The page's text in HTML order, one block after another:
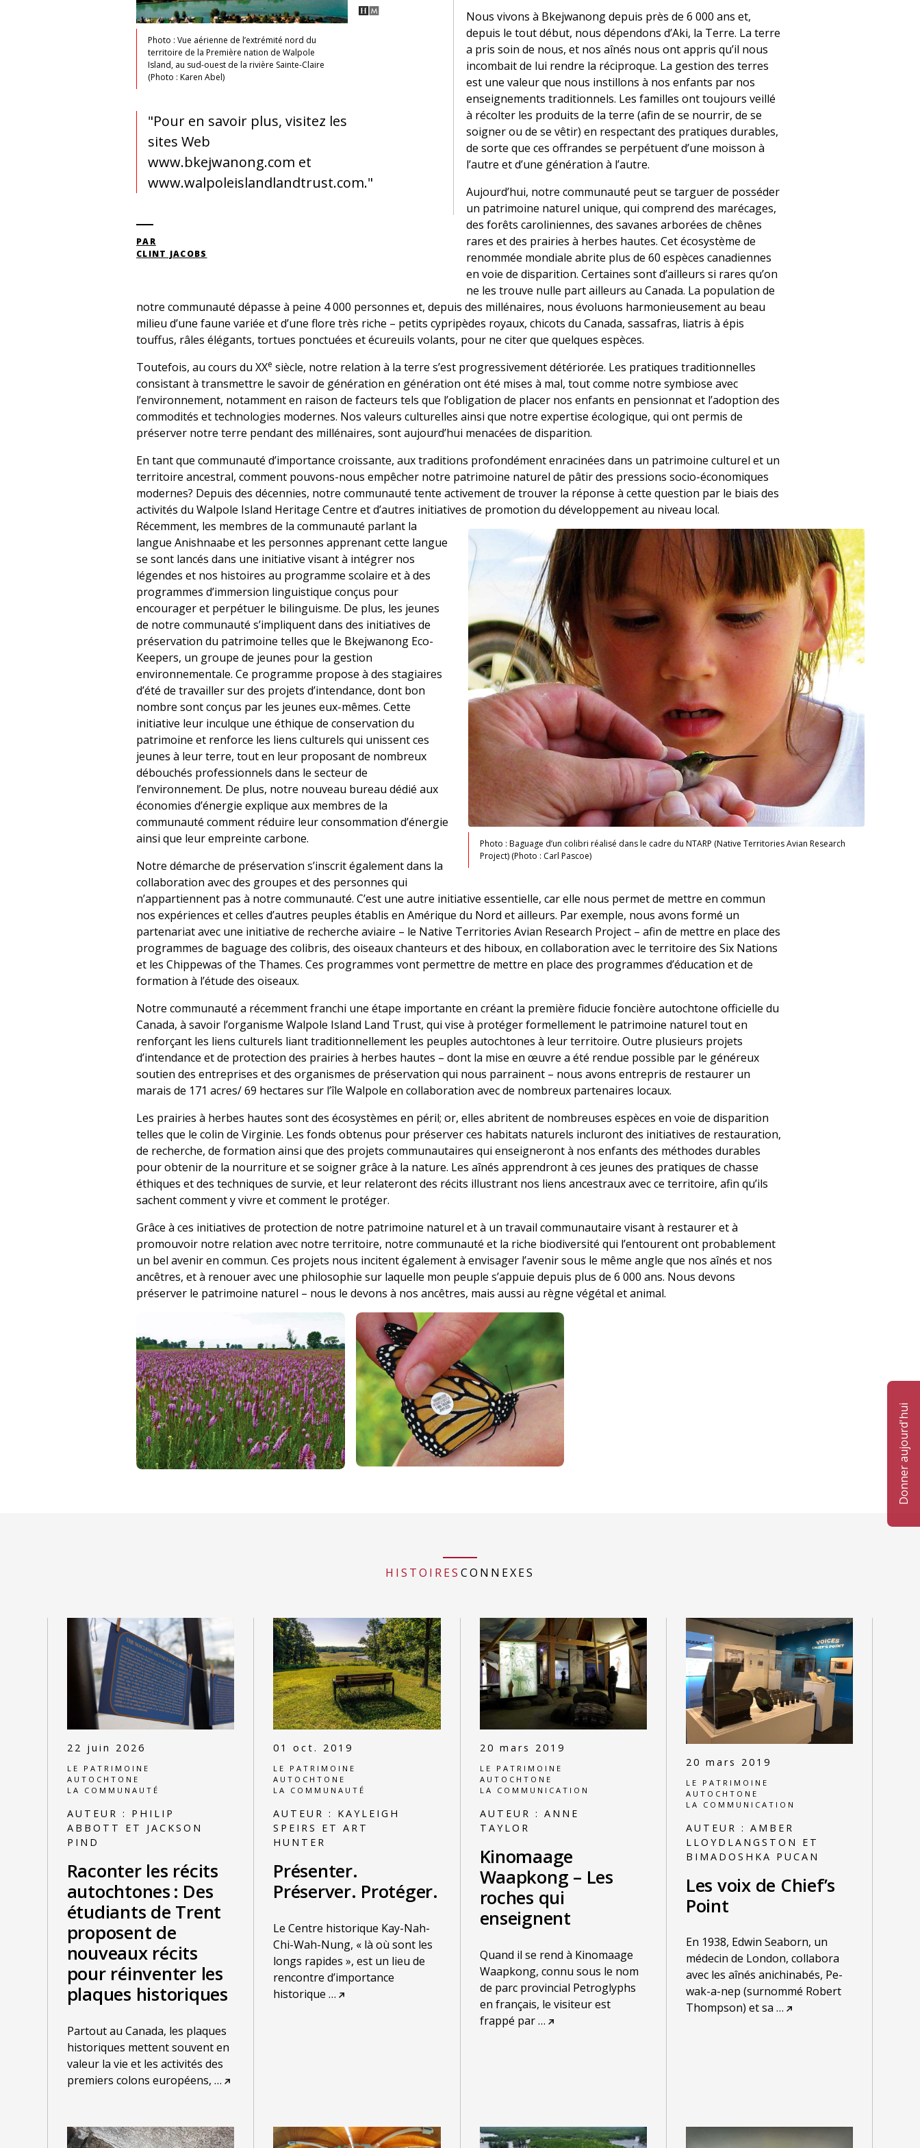
Donner aujourd'hui
Photo : Vue aérienne de l’extrémité nord du
territoire de la Première nation de Walpole
Island, au sud-ouest de la rivière Sainte-Claire
(Photo : Karen Abel)
"Pour en savoir plus, visitez les
sites Web
www.bkejwanong.com et
www.walpoleislandlandtrust.com."
PAR
CLINT JACOBS
Nous vivons à Bkejwanong depuis près de 6 000 ans et,
depuis le tout début, nous dépendons d’Aki, la Terre. La terre
a pris soin de nous, et nos aînés nous ont appris qu’il nous
incombait de lui rendre la réciproque. La gestion des terres
est une valeur que nous instillons à nos enfants par nos
enseignements traditionnels. Les familles ont toujours veillé
à récolter les produits de la terre (afin de se nourrir, de se
soigner ou de se vêtir) en respectant des pratiques durables,
de sorte que ces offrandes se perpétuent d’une moisson à
l’autre et d’une génération à l’autre.
Aujourd’hui, notre communauté peut se targuer de posséder
un patrimoine naturel unique, qui comprend des marécages,
des forêts caroliniennes, des savanes arborées de chênes
rares et des prairies à herbes hautes. Cet écosystème de
renommée mondiale abrite plus de 60 espèces canadiennes
en voie de disparition. Certaines sont d’ailleurs si rares qu’on
ne les trouve nulle part ailleurs au Canada. La population de
notre communauté dépasse à peine 4 000 personnes et, depuis des millénaires, nous évoluons harmonieusement au beau
milieu d’une faune variée et d’une flore très riche – petits cypripèdes royaux, chicots du Canada, sassafras, liatris à épis
touffus, râles élégants, tortues ponctuées et écureuils volants, pour ne citer que quelques espèces.
Toutefois, au cours du XXe siècle, notre relation à la terre s’est progressivement détériorée. Les pratiques traditionnelles
consistant à transmettre le savoir de génération en génération ont été mises à mal, tout comme notre symbiose avec
l’environnement, notamment en raison de facteurs tels que l’obligation de placer nos enfants en pensionnat et l’adoption des
commodités et technologies modernes. Nos valeurs culturelles ainsi que notre expertise écologique, qui ont permis de
préserver notre terre pendant des millénaires, sont aujourd’hui menacées de disparition.
En tant que communauté d’importance croissante, aux traditions profondément enracinées dans un patrimoine culturel et un
territoire ancestral, comment pouvons-nous empêcher notre patrimoine naturel de pâtir des pressions socio-économiques
modernes? Depuis des décennies, notre communauté tente activement de trouver la réponse à cette question par le biais des
activités du Walpole Island Heritage Centre et d’autres initiatives de promotion du développement au niveau local.
Photo : Baguage d’un colibri réalisé dans le cadre du NTARP (Native Territories Avian Research
Project) (Photo : Carl Pascoe)
Récemment, les membres de la communauté parlant la
langue Anishnaabe et les personnes apprenant cette langue
se sont lancés dans une initiative visant à intégrer nos
légendes et nos histoires au programme scolaire et à des
programmes d’immersion linguistique conçus pour
encourager et perpétuer le bilinguisme. De plus, les jeunes
de notre communauté s’impliquent dans des initiatives de
préservation du patrimoine telles que le Bkejwanong Eco-
Keepers, un groupe de jeunes pour la gestion
environnementale. Ce programme propose à des stagiaires
d’été de travailler sur des projets d’intendance, dont bon
nombre sont conçus par les jeunes eux-mêmes. Cette
initiative leur inculque une éthique de conservation du
patrimoine et renforce les liens culturels qui unissent ces
jeunes à leur terre, tout en leur proposant de nombreux
débouchés professionnels dans le secteur de
l’environnement. De plus, notre nouveau bureau dédié aux
économies d’énergie explique aux membres de la
communauté comment réduire leur consommation d’énergie
ainsi que leur empreinte carbone.
Notre démarche de préservation s’inscrit également dans la
collaboration avec des groupes et des personnes qui
n’appartiennent pas à notre communauté. C’est une autre initiative essentielle, car elle nous permet de mettre en commun
nos expériences et celles d’autres peuples établis en Amérique du Nord et ailleurs. Par exemple, nous avons formé un
partenariat avec une initiative de recherche aviaire – le Native Territories Avian Research Project – afin de mettre en place des
programmes de baguage des colibris, des oiseaux chanteurs et des hiboux, en collaboration avec le territoire des Six Nations
et les Chippewas of the Thames. Ces programmes vont permettre de mettre en place des programmes d’éducation et de
formation à l’étude des oiseaux.
Notre communauté a récemment franchi une étape importante en créant la première fiducie foncière autochtone officielle du
Canada, à savoir l’organisme Walpole Island Land Trust, qui vise à protéger formellement le patrimoine naturel tout en
renforçant les liens culturels liant traditionnellement les peuples autochtones à leur territoire. Outre plusieurs projets
d’intendance et de protection des prairies à herbes hautes – dont la mise en œuvre a été rendue possible par le généreux
soutien des entreprises et des organismes de préservation qui nous parrainent – nous avons entrepris de restaurer un
marais de 171 acres/ 69 hectares sur l’île Walpole en collaboration avec de nombreux partenaires locaux.
Les prairies à herbes hautes sont des écosystèmes en péril; or, elles abritent de nombreuses espèces en voie de disparition
telles que le colin de Virginie. Les fonds obtenus pour préserver ces habitats naturels incluront des initiatives de restauration,
de recherche, de formation ainsi que des projets communautaires qui enseigneront à nos enfants des méthodes durables
pour obtenir de la nourriture et se soigner grâce à la nature. Les aînés apprendront à ces jeunes des pratiques de chasse
éthiques et des techniques de survie, et leur relateront des récits illustrant nos liens ancestraux avec ce territoire, afin qu’ils
sachent comment y vivre et comment le protéger.
Grâce à ces initiatives de protection de notre patrimoine naturel et à un travail communautaire visant à restaurer et à
promouvoir notre relation avec notre territoire, notre communauté et la riche biodiversité qui l’entourent ont probablement
un bel avenir en commun. Ces projets nous incitent également à envisager l’avenir sous le même angle que nos aînés et nos
ancêtres, et à renouer avec une philosophie sur laquelle mon peuple s’appuie depuis plus de 6 000 ans. Nous devons
préserver le patrimoine naturel – nous le devons à nos ancêtres, mais aussi au règne végétal et animal.
HISTOIRES CONNEXES
22 juin 2026
LE PATRIMOINE
AUTOCHTONE
LA COMMUNAUTÉ
AUTEUR : PHILIP
ABBOTT ET JACKSON
PIND
Raconter les récits
autochtones : Des
étudiants de Trent
proposent de
nouveaux récits
pour réinventer les
plaques historiques
Partout au Canada, les plaques
historiques mettent souvent en
valeur la vie et les activités des
premiers colons européens, …
01 oct. 2019
LE PATRIMOINE
AUTOCHTONE
LA COMMUNAUTÉ
AUTEUR : KAYLEIGH
SPEIRS ET ART
HUNTER
Présenter.
Préserver. Protéger.
Le Centre historique Kay-Nah-
Chi-Wah-Nung, « là où sont les
longs rapides », est un lieu de
rencontre d’importance
historique …
20 mars 2019
LE PATRIMOINE
AUTOCHTONE
LA COMMUNICATION
AUTEUR : ANNE
TAYLOR
Kinomaage
Waapkong – Les
roches qui
enseignent
Quand il se rend à Kinomaage
Waapkong, connu sous le nom
de parc provincial Petroglyphs
en français, le visiteur est
frappé par…
20 mars 2019
LE PATRIMOINE
AUTOCHTONE
LA COMMUNICATION
AUTEUR :AMBER
LLOYDLANGSTON ET
BIMADOSHKA PUCAN
Les voix de Chief’s
Point
En 1938, Edwin Seaborn, un
médecin de London, collabora
avec les aînés anichinabés, Pe-
wak-a-nep (surnommé Robert
Thompson) et sa …